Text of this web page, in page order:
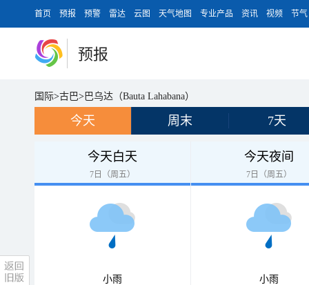
首页 预报 预警 雷达 云图 天气地图 专业产品 资讯 视频 节气
预报
国际>古巴> 巴乌达（Bauta Lahabana）
今天 周末 7天
今天白天
7日（周五）
小雨
今天夜间
7日（周五）
小雨